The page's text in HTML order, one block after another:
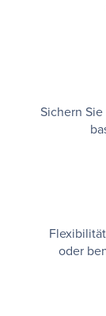
Sichern
oder